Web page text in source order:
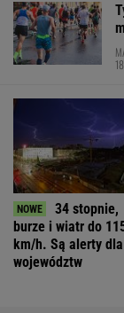
34 stopnie,
burze i wiatr do
km/h. Są alerty
województw